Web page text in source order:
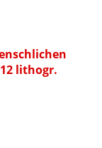
lithogr.